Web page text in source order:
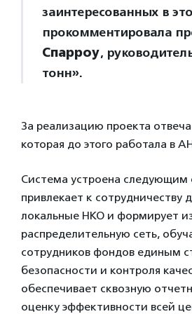
заинтересованных в
прокомментировала
Спарроу,
тонн».
За реализацию проекта
которая до этого работала в
Система устроена следующим
привлекает к сотрудничеству
локальные НКО и формирует
распределительную сеть,
сотрудников фондов единым
безопасности и контроля
обеспечивает сквозную
оценку эффективности всей